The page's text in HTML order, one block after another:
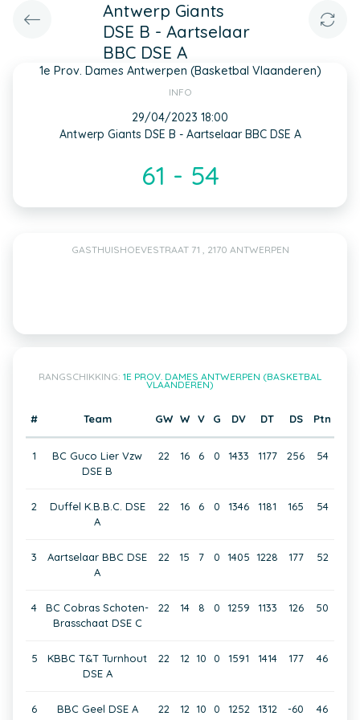
Antwerp Giants
DSE B - Aartselaar
BBC DSE A
1e Prov. Dames Antwerpen (Basketbal Vlaanderen)
INFO
29/04/2023 18:00
Antwerp Giants DSE B - Aartselaar BBC DSE A
61 - 54
GASTHUISHOEVESTRAAT 71 , 2170 ANTWERPEN
RANGSCHIKKING: 1E PROV. DAMES ANTWERPEN (BASKETBAL
VLAANDEREN)
# Team GW W V G DV DT DS Ptn
1
BC Guco Lier Vzw
DSE B
22 16 6 0 1433 1177 256 54
2
Duffel K.B.B.C. DSE
A
22 16 6 0 1346 1181 165 54
3
Aartselaar BBC DSE
A
22 15 7 0 1405 1228 177 52
4
BC Cobras Schoten-
Brasschaat DSE C
22 14 8 0 1259 1133 126 50
5
KBBC T&T Turnhout
DSE A
22 12 10 0 1591 1414 177 46
6 BBC Geel DSE A 22 12 10 0 1252 1312 -60 46